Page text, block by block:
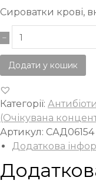
Сироватки крові,
Додати у кошик
Категорії:
(Очікувана
Артикул: САД06154
Додаткова